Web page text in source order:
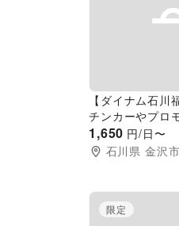
Previous
【ダイナム石川
チンカーやプロ
催に最適なアミ
ントスペース
1,650 円/日〜
石川県 金沢市
限定